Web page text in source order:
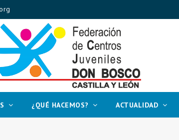
¿QUÉ HACEMOS? ACTUALIDAD